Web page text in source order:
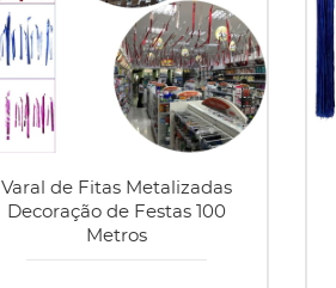
Varal de Fitas Metalizadas
Decoração de Festas 100
Metros